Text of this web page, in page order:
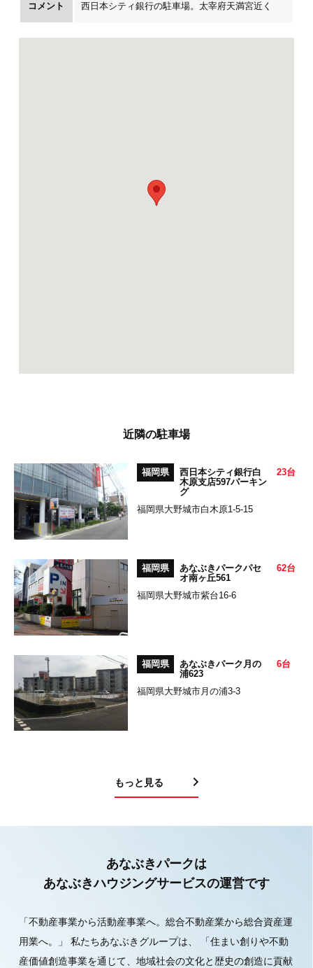
コメント 西日本シティ銀行の駐車場。太宰府天満宮近く
近隣の駐車場
福岡県
西日本シティ銀行白
木原支店597パーキン
グ
23台
福岡県大野城市白木原1-5-15
福岡県
あなぶきパークパセ
オ南ヶ丘561
62台
福岡県大野城市紫台16-6
福岡県
あなぶきパーク月の
浦623
6台
福岡県大野城市月の浦3-3
もっと見る
あなぶきパークは
あなぶきハウジングサービスの運営です
「不動産事業から活動産事業へ。総合不動産業から総合資産運
用業へ。」
私たちあなぶきグループは、
「住まい創りや不動
産価値創造事業を通じて、地域社会の文化と歴史の創造に貢献